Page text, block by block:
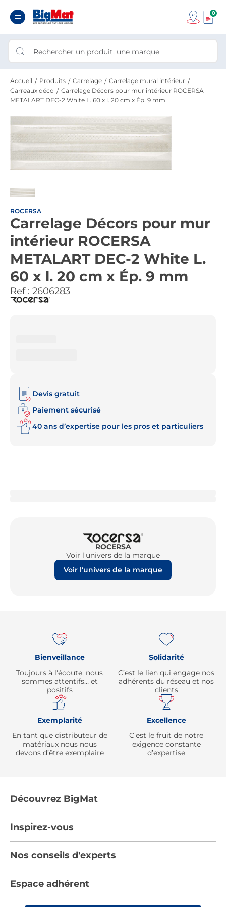
0
Accueil Produits Carrelage
Carrelage mural intérieur
Carreaux déco
Carrelage Décors pour mur intérieur ROCERSA
METALART DEC-2 White L. 60 x l. 20 cm x Ép. 9 mm
ROCERSA
Carrelage Décors pour mur
intérieur ROCERSA
METALART DEC-2 White L.
60 x l. 20 cm x Ép. 9 mm
Ref : 2606283
Devis gratuit
Paiement sécurisé
40 ans d’expertise pour les pros et particuliers
ROCERSA
Voir l'univers de la marque
Voir l'univers de la marque
Bienveillance
Toujours à l'écoute, nous
sommes attentifs… et
positifs
Solidarité
C’est le lien qui engage nos
adhérents du réseau et nos
clients
Exemplarité
En tant que distributeur de
matériaux nous nous
devons d’être exemplaire
Excellence
C’est le fruit de notre
exigence constante
d’expertise
Découvrez BigMat
Devenez adhérent
Inspirez-vous
Nos catalogues
Rencontres
Nos conseils d'experts
Espace adhérent